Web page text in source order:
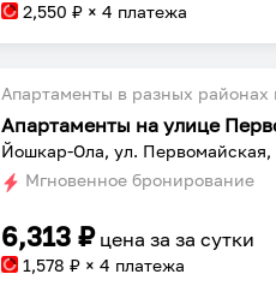
2,550 ₽ × 4 платежа
Апартаменты в разных районах
Апартаменты на улице
Йошкар-Ола, ул. Первомайская,
Мгновенное бронирование
6,313 ₽ цена заза сутки
1,578 ₽ × 4 платежа